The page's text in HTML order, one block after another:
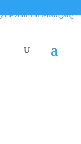
zum Sonnenaufgang